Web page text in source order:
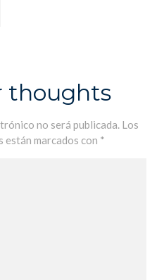
thoughts
no será publicada. Los
marcados con *